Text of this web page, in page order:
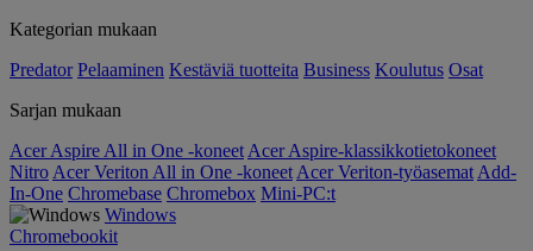
Kategorian mukaan
Predator Pelaaminen Kestäviä tuotteita Business Koulutus Osat
Sarjan mukaan
Acer Aspire All in One -koneet Acer Aspire-klassikkotietokoneet
Nitro Acer Veriton All in One -koneet Acer Veriton-työasemat Add-
In-One Chromebase Chromebox Mini-PC:t
Windows
Chromebookit